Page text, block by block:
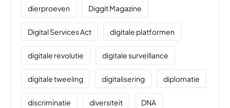
dierproeven Diggit Magazine
Digital Services Act digitale platformen
digitale revolutie digitale surveillance
digitale tweeling digitalisering diplomatie
discriminatie diversiteit DNA